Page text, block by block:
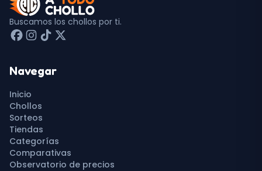
Buscamos los chollos por ti.
Navegar
Inicio
Chollos
Sorteos
Tiendas
Categorías
Comparativas
Observatorio de precios